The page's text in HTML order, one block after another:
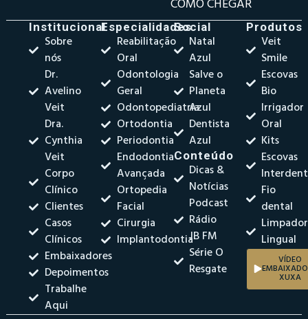
COMO CHEGAR
Institucional
Sobre
nós
Dr.
Avelino
Veit
Dra.
Cynthia
Veit
Corpo
Clínico
Clientes
Casos
Clínicos
Embaixadores
Depoimentos
Trabalhe
Aqui
Especialidades
Reabilitação
Oral
Odontologia
Geral
Odontopediatria
Ortodontia
Periodontia
Endodontia
Avançada
Ortopedia
Facial
Cirurgia
Implantodontia
Social
Natal
Azul
Salve o
Planeta
Azul
Dentista
Azul
Conteúdo
Dicas &
Notícias
Podcast
Rádio
JB FM
Série O
Resgate
Produtos
Veit
Smile
Escovas
Bio
Irrigador
Oral
Kits
Escovas
Fio
dental
Limpador
Lingual
VÍDEO
XUXA